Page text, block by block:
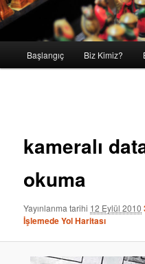
Birincil
Başlangıç Biz Kimiz?
kameralı
okuma
Yayınlanma tarihi 12 Eylül 2010
İşlemede Yol Haritası